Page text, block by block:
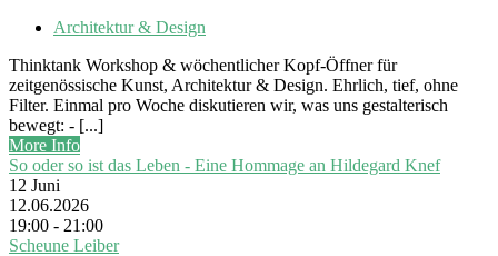
Architektur & Design
Thinktank Workshop & wöchentlicher Kopf-Öffner für
zeitgenössische Kunst, Architektur & Design. Ehrlich, tief, ohne
Filter. Einmal pro Woche diskutieren wir, was uns gestalterisch
bewegt: - [...]
More Info
So oder so ist das Leben - Eine Hommage an Hildegard Knef
12 Juni
12.06.2026
19:00 - 21:00
Scheune Leiber